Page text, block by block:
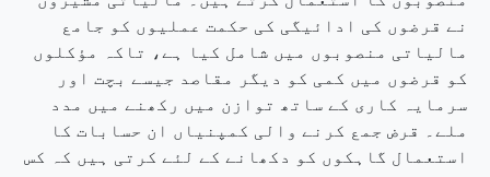
نے قرضوں کی ادائیگی کی حکمت عملیوں کو جامع
مالیاتی منصوبوں میں شامل کیا ہے، تاکہ مؤکلوں
کو قرضوں میں کمی کو دیگر مقاصد جیسے بچت اور
سرمایہ کاری کے ساتھ توازن میں رکھنے میں مدد
ملے۔ قرض جمع کرنے والی کمپنیاں ان حسابات کا
استعمال گاہکوں کو دکھانے کے لئے کرتی ہیں کہ کس